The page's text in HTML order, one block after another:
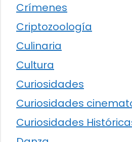
Crímenes
Criptozoología
Culinaria
Cultura
Curiosidades
Curiosidades
Curiosidades